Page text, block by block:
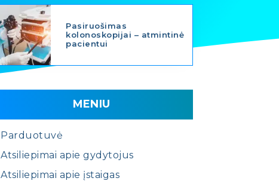
Pasiruošimas
kolonoskopijai – atmintinė
pacientui
MENIU
Parduotuvė
Atsiliepimai apie gydytojus
Atsiliepimai apie įstaigas